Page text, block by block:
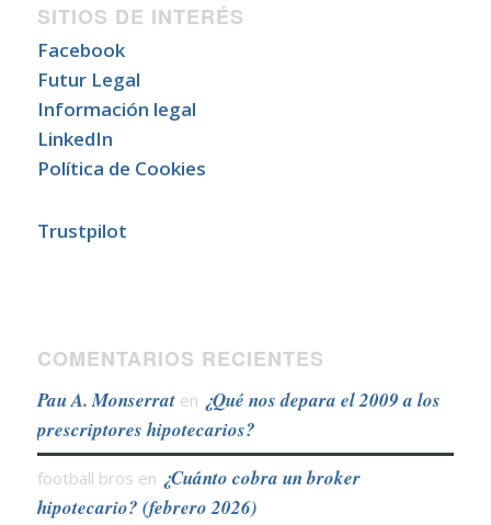
SITIOS DE INTERÉS
Facebook
Futur Legal
Información legal
LinkedIn
Política de Cookies
Trustpilot
COMENTARIOS RECIENTES
Pau A. Monserraten ¿Qué nos depara el 2009 a los
prescriptores hipotecarios?
football bros en ¿Cuánto cobra un broker
hipotecario? (febrero 2026)